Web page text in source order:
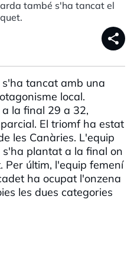
també s'ha tancat el
share
tancat amb una
local.
la final 29 a 32,
El triomf ha estat
les Canàries. L'equip
plantat a la final on
últim, l'equip femení
ha ocupat l'onzena
les dues categories